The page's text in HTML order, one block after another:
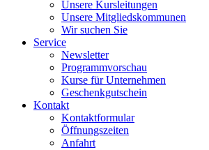
Unsere Kursleitungen
Unsere Mitgliedskommunen
Wir suchen Sie
Service
Newsletter
Programmvorschau
Kurse für Unternehmen
Geschenkgutschein
Kontakt
Kontaktformular
Öffnungszeiten
Anfahrt